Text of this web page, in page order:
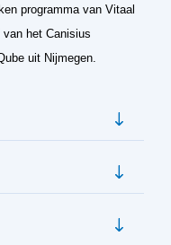
programma van Vitaal
het Canisius
uit Nijmegen.